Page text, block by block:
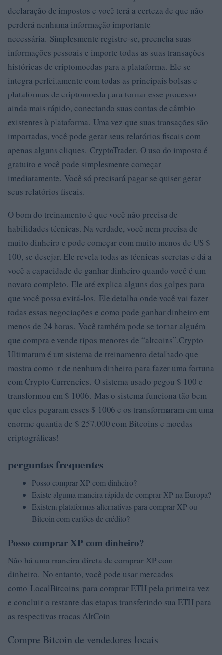
declaração de impostos e você terá a certeza de que não
perderá nenhuma informação importante
necessária. Simplesmente registre-se, preencha suas
informações pessoais e importe todas as suas transações
históricas de criptomoedas para a plataforma. Ele se
integra perfeitamente com todas as principais bolsas e
plataformas de criptomoeda para tornar esse processo
ainda mais rápido, conectando suas contas de câmbio
existentes à plataforma. Uma vez que suas transações são
importadas, você pode gerar seus relatórios fiscais com
apenas alguns cliques. CryptoTrader. O uso do imposto é
gratuito e você pode simplesmente começar
imediatamente. Você só precisará pagar se quiser gerar
seus relatórios fiscais.
O bom do treinamento é que você não precisa de
habilidades técnicas. Na verdade, você nem precisa de
muito dinheiro e pode começar com muito menos de US $
100, se desejar. Ele revela todas as técnicas secretas e dá a
você a capacidade de ganhar dinheiro quando você é um
novato completo. Ele até explica alguns dos golpes para
que você possa evitá-los. Ele detalha onde você vai fazer
todas essas negociações e como pode ganhar dinheiro em
menos de 24 horas. Você também pode se tornar alguém
que compra e vende tipos menores de “altcoins”.Crypto
Ultimatum é um sistema de treinamento detalhado que
mostra como ir de nenhum dinheiro para fazer uma fortuna
com Crypto Currencies. O sistema usado pegou $ 100 e
transformou em $ 1006. Mas o sistema funciona tão bem
que eles pegaram esses $ 1006 e os transformaram em uma
enorme quantia de $ 257.000 com Bitcoins e moedas
criptográficas!
perguntas frequentes
Posso comprar XP com dinheiro?
Existe alguma maneira rápida de comprar XP na Europa?
Existem plataformas alternativas para comprar XP ou
Bitcoin com cartões de crédito?
Posso comprar XP com dinheiro?
Não há uma maneira direta de comprar XP com
dinheiro. No entanto, você pode usar mercados
como LocalBitcoins para comprar ETH pela primeira vez
e concluir o restante das etapas transferindo sua ETH para
as respectivas trocas AltCoin.
Compre Bitcoin de vendedores locais